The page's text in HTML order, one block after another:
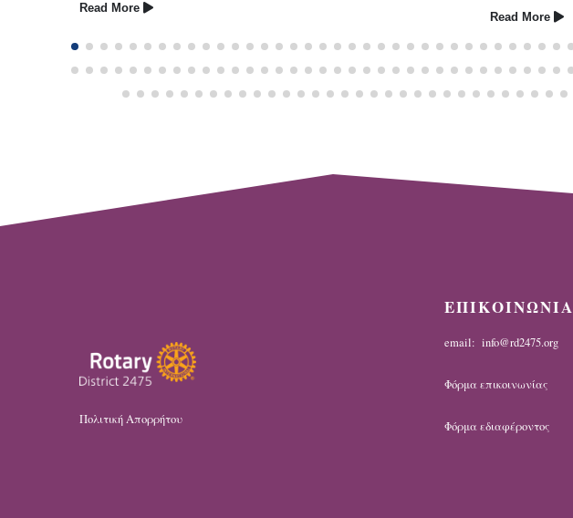
Read More
Read More
Πολιτική Απορρήτου
ΕΠΙΚΟΙΝΩΝΙΑ
email: info@rd2475.org
Φόρμα επικοινωνίας
Φόρμα εδιαφέροντος